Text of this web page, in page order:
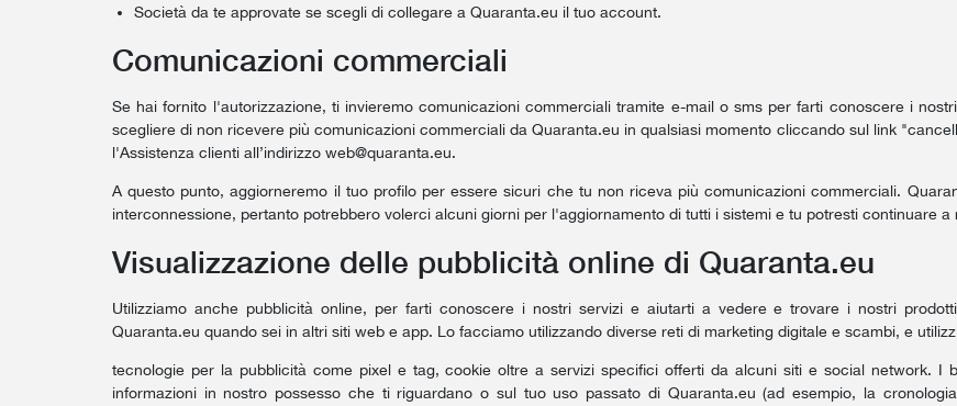
Società da te approvate se scegli di collegare a Quaranta.eu il tuo account.
Comunicazioni commerciali
Se hai fornito l'autorizzazione, ti invieremo comunicazioni commerciali tramite e-mail o sms per farti conoscere i
scegliere di non ricevere più comunicazioni commerciali da Quaranta.eu in qualsiasi momento cliccando sul link
l'Assistenza clienti all’indirizzo web@quaranta.eu.
A questo punto, aggiorneremo il tuo profilo per essere sicuri che tu non riceva più comunicazioni commerciali.
interconnessione, pertanto potrebbero volerci alcuni giorni per l'aggiornamento di tutti i sistemi e tu potresti continuare
Visualizzazione delle pubblicità online di Quaranta.eu
Utilizziamo anche pubblicità online, per farti conoscere i nostri servizi e aiutarti a vedere e trovare i nostri
Quaranta.eu quando sei in altri siti web e app. Lo facciamo utilizzando diverse reti di marketing digitale e scambi, e
tecnologie per la pubblicità come pixel e tag, cookie oltre a servizi specifici offerti da alcuni siti e social network. I
informazioni in nostro possesso che ti riguardano o sul tuo uso passato di Quaranta.eu (ad esempio, la